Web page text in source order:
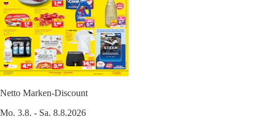
Netto Marken-Discount
Mo. 3.8. - Sa. 8.8.2026